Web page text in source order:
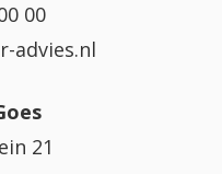
00
advies.nl
21